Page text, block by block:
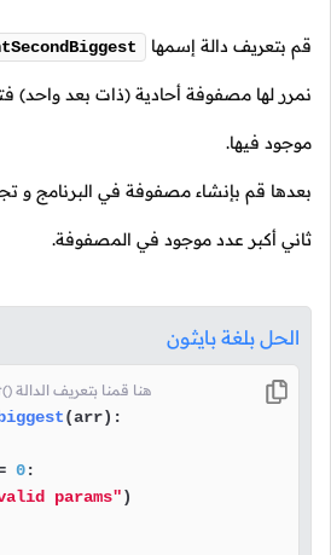
قم بتعريف دالة إسمها
نمرر لها مصفوفة أحادية (ذات بعد واحد)
موجود فيها.
بعدها قم بإنشاء مصفوفة في البرنامج و
ثاني أكبر عدد موجود في المصفوفة.
الحل بلغة بايثون
# print_second_biggest() هنا قمنا بتعريف الدالة
(arr):
0:
params")